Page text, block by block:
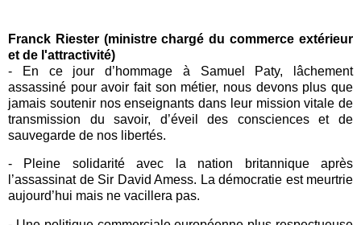
Franck Riester (ministre chargé du commerce extérieur
et de l'attractivité)
- En ce jour d’hommage à Samuel Paty, lâchement
assassiné pour avoir fait son métier, nous devons plus que
jamais soutenir nos enseignants dans leur mission vitale de
transmission du savoir, d’éveil des consciences et de
sauvegarde de nos libertés.
- Pleine solidarité avec la nation britannique après
l’assassinat de Sir David Amess. La démocratie est meurtrie
aujourd’hui mais ne vacillera pas.